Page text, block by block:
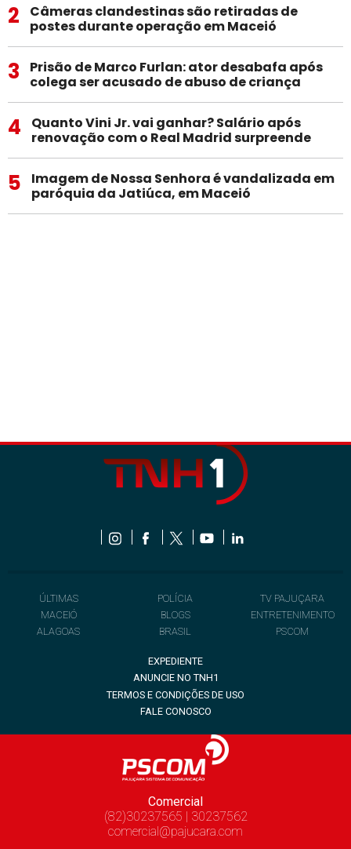
2
Câmeras clandestinas são retiradas de
postes durante operação em Maceió
3
Prisão de Marco Furlan: ator desabafa após
colega ser acusado de abuso de criança
4
Quanto Vini Jr. vai ganhar? Salário após
renovação com o Real Madrid surpreende
5
Imagem de Nossa Senhora é vandalizada em
paróquia da Jatiúca, em Maceió
ÚLTIMAS
MACEIÓ
ALAGOAS
POLÍCIA
BLOGS
BRASIL
TV PAJUÇARA
ENTRETENIMENTO
PSCOM
EXPEDIENTE
ANUNCIE NO TNH1
TERMOS E CONDIÇÕES DE USO
FALE CONOSCO
Comercial
(82)30237565 | 30237562
comercial@pajucara.com